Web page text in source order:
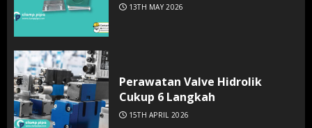
13TH MAY 2026
Perawatan Valve Hidrolik
Cukup 6 Langkah
15TH APRIL 2026